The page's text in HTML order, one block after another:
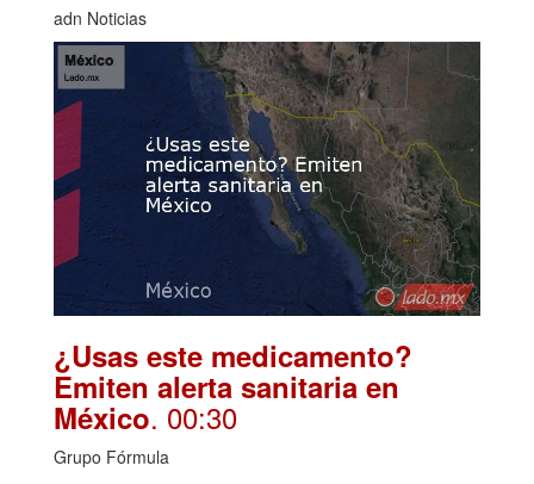
adn Noticias
¿Usas este medicamento?
Emiten alerta sanitaria en
México. 00:30
Grupo Fórmula